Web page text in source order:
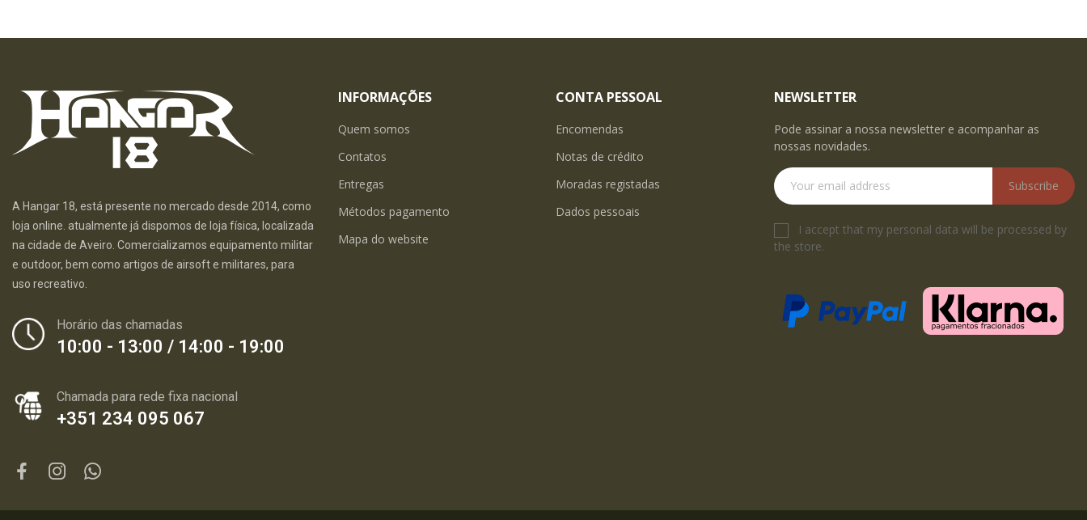
A Hangar 18, está presente no mercado desde 2014, como
loja online. atualmente já dispomos de loja física, localizada
na cidade de Aveiro. Comercializamos equipamento militar
e outdoor, bem como artigos de airsoft e militares, para
uso recreativo.
Horário das chamadas
10:00 - 13:00 / 14:00 - 19:00
Chamada para rede fixa nacional
+351 234 095 067
INFORMAÇÕES
Quem somos
Contatos
Entregas
Métodos pagamento
Mapa do website
CONTA PESSOAL
Encomendas
Notas de crédito
Moradas registadas
Dados pessoais
NEWSLETTER
Pode assinar a nossa newsletter e acompanhar as
nossas novidades.
Subscribe
I accept that my personal data will be processed by
the store.